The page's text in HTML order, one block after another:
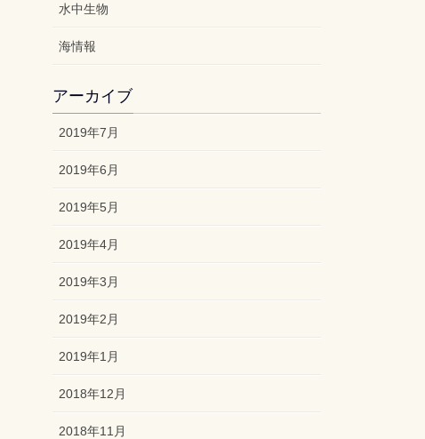
水中生物
海情報
アーカイブ
2019年7月
2019年6月
2019年5月
2019年4月
2019年3月
2019年2月
2019年1月
2018年12月
2018年11月